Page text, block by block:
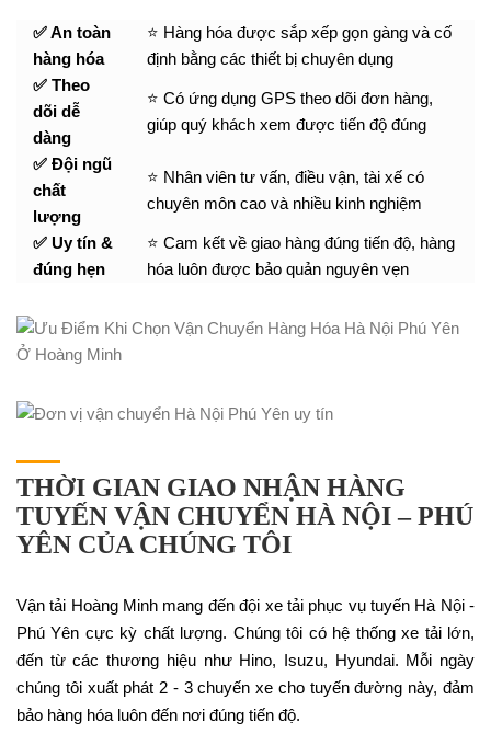
✅ An toàn
hàng hóa
⭐ Hàng hóa được sắp xếp gọn gàng và cố
định bằng các thiết bị chuyên dụng
✅ Theo
dõi dễ
dàng
⭐ Có ứng dụng GPS theo dõi đơn hàng,
giúp quý khách xem được tiến độ đúng
✅ Đội ngũ
chất
lượng
⭐ Nhân viên tư vấn, điều vận, tài xế có
chuyên môn cao và nhiều kinh nghiệm
✅ Uy tín &
đúng hẹn
⭐ Cam kết về giao hàng đúng tiến độ, hàng
hóa luôn được bảo quản nguyên vẹn
THỜI GIAN GIAO NHẬN HÀNG
TUYẾN VẬN CHUYỂN HÀ NỘI – PHÚ
YÊN CỦA CHÚNG TÔI
Vận tải Hoàng Minh mang đến đội xe tải phục vụ tuyến Hà Nội -
Phú Yên cực kỳ chất lượng. Chúng tôi có hệ thống xe tải lớn,
đến từ các thương hiệu như Hino, Isuzu, Hyundai. Mỗi ngày
chúng tôi xuất phát 2 - 3 chuyến xe cho tuyến đường này, đảm
bảo hàng hóa luôn đến nơi đúng tiến độ.